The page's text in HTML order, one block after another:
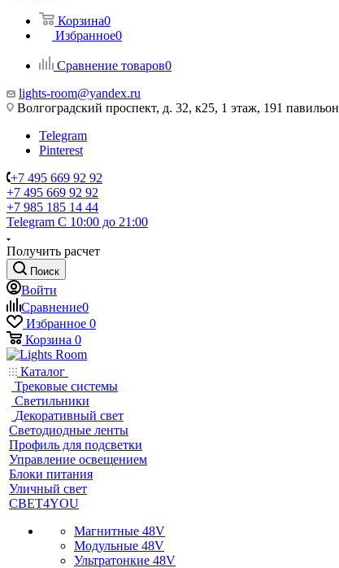
Корзина0
Избранное0
Сравнение товаров0
lights-room@yandex.ru
Волгоградский проспект, д. 32, к25, 1 этаж, 191 павильон
Telegram
Pinterest
+7 495 669 92 92
+7 495 669 92 92
+7 985 185 14 44
Telegram С 10:00 до 21:00
Получить расчет
Поиск
Войти
Сравнение0
Избранное 0
Корзина 0
Каталог
Трековые системы
Светильники
Декоративный свет
Светодиодные ленты
Профиль для подсветки
Управление освещением
Блоки питания
Уличный свет
СВЕТ4YOU
Магнитные 48V
Модульные 48V
Ультратонкие 48V